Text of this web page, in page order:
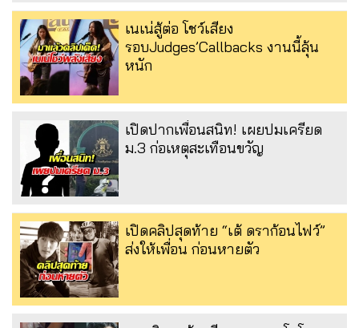
เนเน่สู้ต่อ โชว์เสียง
รอบJudges’Callbacks งานนี้ลุ้น
หนัก
เปิดปากเพื่อนสนิท! เผยปมเครียด
ม.3 ก่อเหตุสะเทือนขวัญ
เปิดคลิปสุดท้าย “เต้ ดราก้อนไฟว์”
ส่งให้เพื่อน ก่อนหายตัว